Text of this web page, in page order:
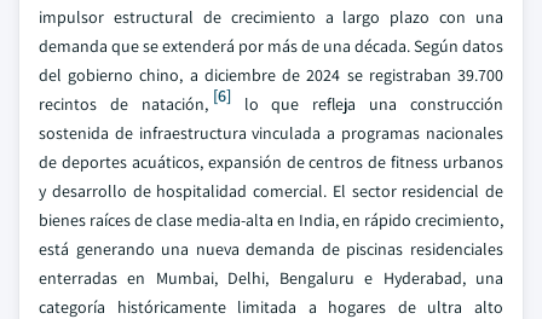
impulsor estructural de crecimiento a largo plazo con una
demanda que se extenderá por más de una década. Según datos
del gobierno chino, a diciembre de 2024 se registraban 39.700
recintos de natación, [6]lo que refleja una construcción
sostenida de infraestructura vinculada a programas nacionales
de deportes acuáticos, expansión de centros de fitness urbanos
y desarrollo de hospitalidad comercial. El sector residencial de
bienes raíces de clase media-alta en India, en rápido crecimiento,
está generando una nueva demanda de piscinas residenciales
enterradas en Mumbai, Delhi, Bengaluru e Hyderabad, una
categoría históricamente limitada a hogares de ultra alto